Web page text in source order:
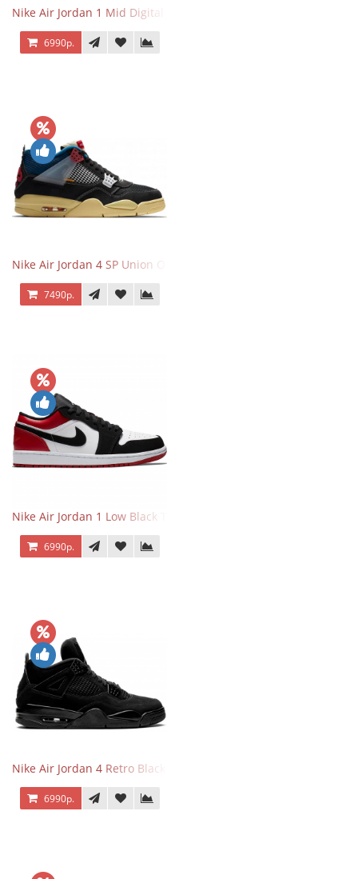
Nike Air Jordan 1 Mid Digital Pink
6990р.
Nike Air Jordan 4 SP Union Off Noir
7490р.
Nike Air Jordan 1 Low Black Toe
6990р.
Nike Air Jordan 4 Retro Black Cat
6990р.